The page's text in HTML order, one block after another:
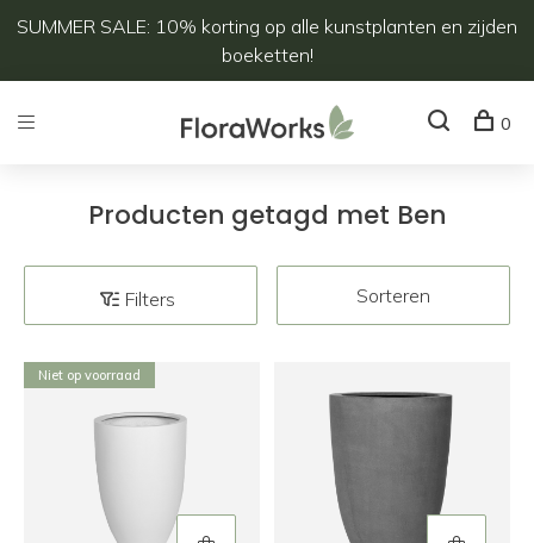
SUMMER SALE: 10% korting op alle kunstplanten en zijden
boeketten!
0
Producten getagd met Ben
Filters Sorteren
Niet op voorraad